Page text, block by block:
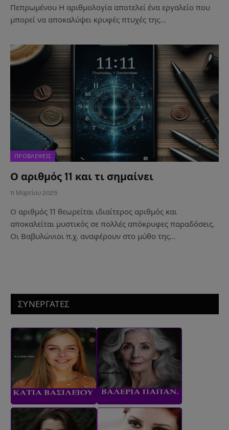
Πεπρωμένου Η αριθμολογία αποτελεί ένα εργαλείο που
μπορεί να αποκαλύψει κρυφές πτυχές της…
ΠΡΟΒΛΕΨΕΙΣ
Ο αριθμός 11 και τι σημαίνει
11 Μαρτίου 2025
Ο αριθμός 11 θεωρείται ιδιαίτερος αριθμός και
αποκαλείται μυστικός σε πολλές απόκρυφες παραδόσεις.
Οι Βαβυλώνιοι π.χ. αναφέρουν στο μύθο της…
ΣΥΝΕΡΓΑΤΕΣ